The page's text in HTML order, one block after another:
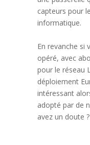
capteurs pour
informatique.
En revanche si
opéré, avec
pour le réseau
déploiement
intéressant
adopté par de
avez un doute